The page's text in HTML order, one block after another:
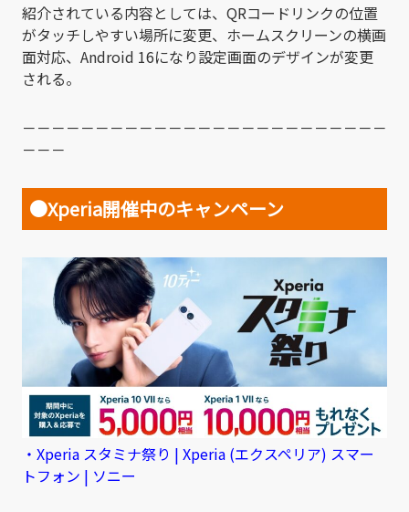
紹介されている内容としては、QRコードリンクの位置
がタッチしやすい場所に変更、ホームスクリーンの横画
面対応、Android 16になり設定画面のデザインが変更
される。
－－－－－－－－－－－－－－－－－－－－－－－－－
－－－
●Xperia開催中のキャンペーン
・Xperia スタミナ祭り | Xperia (エクスペリア) スマー
トフォン | ソニー